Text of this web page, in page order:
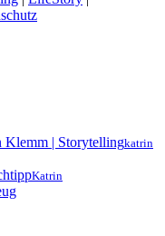
katrin
Katrin